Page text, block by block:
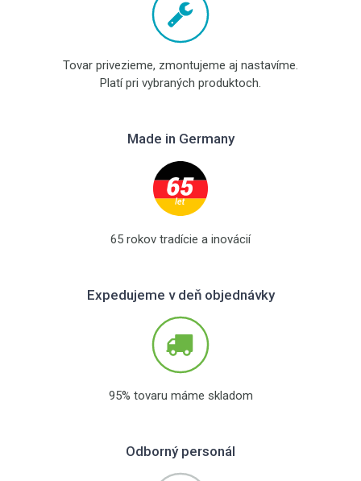
Tovar privezieme, zmontujeme aj nastavíme.
Platí pri vybraných produktoch.
Made in Germany
65 rokov tradície a inovácií
Expedujeme v deň objednávky
95% tovaru máme skladom
Odborný personál